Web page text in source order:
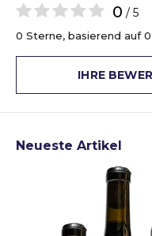
0 / 5
0 Sterne, basierend auf
IHRE
Neueste Artikel